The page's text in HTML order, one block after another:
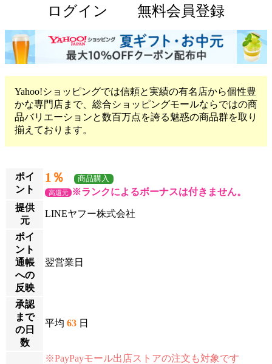
ログイン 無料会員登録
Yahoo!ショッピングでは信頼と実績の有名店から個性豊
かな専門店まで、総合ショッピングモールならではの商
品バリエーションと数百万点を誇る魅惑の商品群を取り
揃えております。
ポイ
ント
1％ 商品購入
高還元
※ランクによるボーナスは付きません。
提供
元
LINEヤフー株式会社
ポイ
ント
通帳
への
反映
翌営業日
承認
まで
の日
数
平均 63 日
※PayPayモール出店ストアの注文も対象です